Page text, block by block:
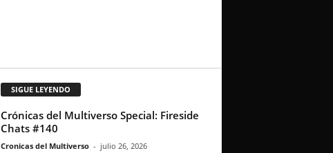
SIGUE LEYENDO
Crónicas del Multiverso Special: Fireside
Chats #140
Cronicas del Multiverso - julio 26, 2026